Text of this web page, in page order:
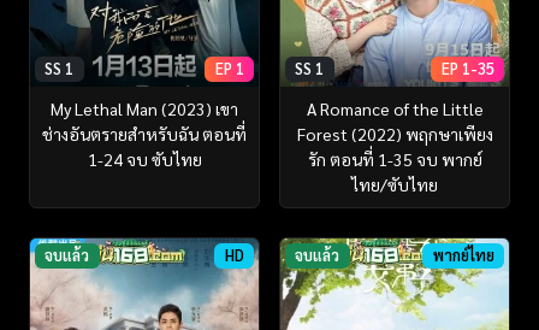
SS 1 EP 1
My Lethal Man (2023) เขา
ช่างอันตรายสำหรับฉัน ตอนที่
1-24 จบ ซับไทย
SS 1 EP 1-35
A Romance of the Little
Forest (2022) พฤกษาเพียง
รัก ตอนที่ 1-35 จบ พากย์
ไทย/ซับไทย
จบแล้ว HD จบแล้ว พากย์ไทย